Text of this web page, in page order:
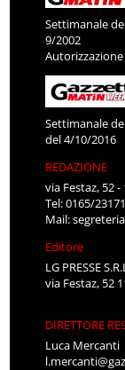
Settimanale
9/2002
Settimanale
del 4/10/2016
REDAZIONE
via Festaz, 52
Tel: 0165/
Mail:
Editore
LG PRESSE
via Festaz, 52
DIRETTORE
Luca Mercanti